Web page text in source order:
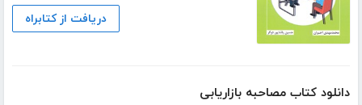
دریافت از کتابراه
دانلود کتاب مصاحبه بازاریابی